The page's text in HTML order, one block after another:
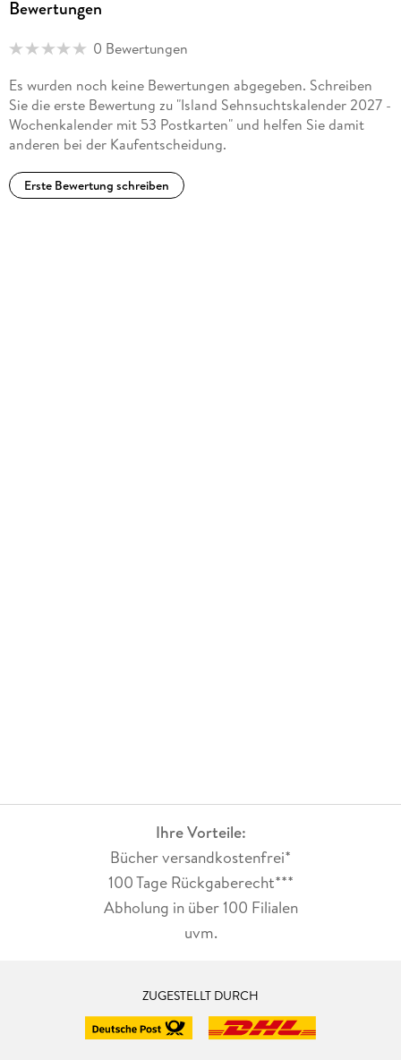
Bewertungen
0 Bewertungen
Es wurden noch keine Bewertungen abgegeben. Schreiben
Sie die erste Bewertung zu "Island Sehnsuchtskalender 2027 -
Wochenkalender mit 53 Postkarten" und helfen Sie damit
anderen bei der Kaufentscheidung.
Erste Bewertung schreiben
Ihre Vorteile:
Bücher versandkostenfrei*
100 Tage Rückgaberecht***
Abholung in über 100 Filialen
uvm.
ZUGESTELLT DURCH